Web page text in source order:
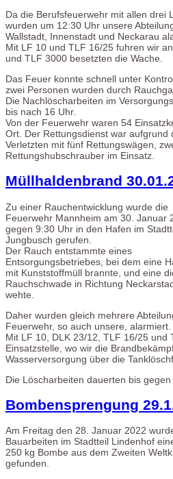
Da die Berufsfeuerwehr mit allen drei
wurden um 12:30 Uhr unsere
Wallstadt, Innenstadt und Neckarau
Mit LF 10 und TLF 16/25 fuhren wir
und TLF 3000 besetzten die Wache.
Das Feuer konnte schnell unter
zwei Personen wurden durch
Die Nachlöscharbeiten im
bis nach 16 Uhr.
Von der Feuerwehr waren 54
Ort. Der Rettungsdienst war aufgrund
Verletzten mit fünf Rettungswägen,
Rettungshubschrauber im Einsatz.
Müllhaldenbrand
Zu einer Rauchentwicklung wurde die
Feuerwehr Mannheim am 30. Januar
gegen 9:30 Uhr in den Hafen im
Jungbusch gerufen.
Der Rauch entstammte eines
Entsorgungsbetriebes, bei dem eine
mit Kunststoffmüll brannte, und eine
Rauchschwade in Richtung
wehte.
Daher wurden gleich mehrere
Feuerwehr, so auch unsere, alarmiert.
Mit LF 10, DLK 23/12, TLF 16/25 und
Einsatzstelle, wo wir die
Wasserversorgung über die
Die Löscharbeiten dauerten bis gegen
Bombensprengung
Am Freitag den 28. Januar 2022
Bauarbeiten im Stadtteil Lindenhof
250 kg Bombe aus dem Zweiten
gefunden.